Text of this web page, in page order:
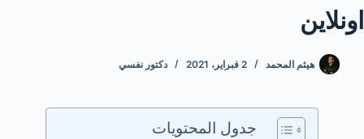
اونلاين
هيثم المحمد 2 فبراير، 2021 دكتور نفسي
جدول المحتويات